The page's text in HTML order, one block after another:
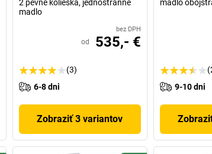
2 pevné kolieska, jednostranné
madlo
bez DPH
od 535,- €
(3)
6-8 dni
Zobraziť 3 variantov
madlo
9-10 dni